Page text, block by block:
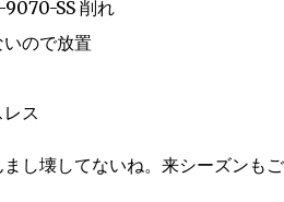
SS 削れ
ので放置
ス
し壊してないね。来シーズンも